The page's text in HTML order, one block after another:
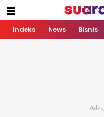
Indeks News Bisnis